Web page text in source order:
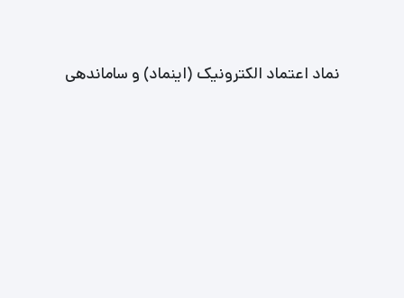
نماد اعتماد الکترونیک (اینماد) و ساماندهی